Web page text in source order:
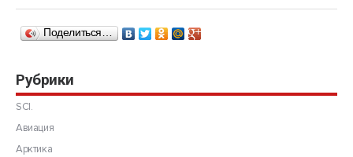
Поделиться…
Рубрики
SCI.
Авиация
Арктика